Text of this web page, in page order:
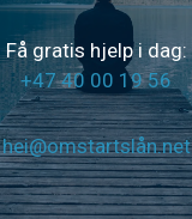
Få gratis hjelp i dag:
+47 40 00 19 56
hei@omstartslån.net